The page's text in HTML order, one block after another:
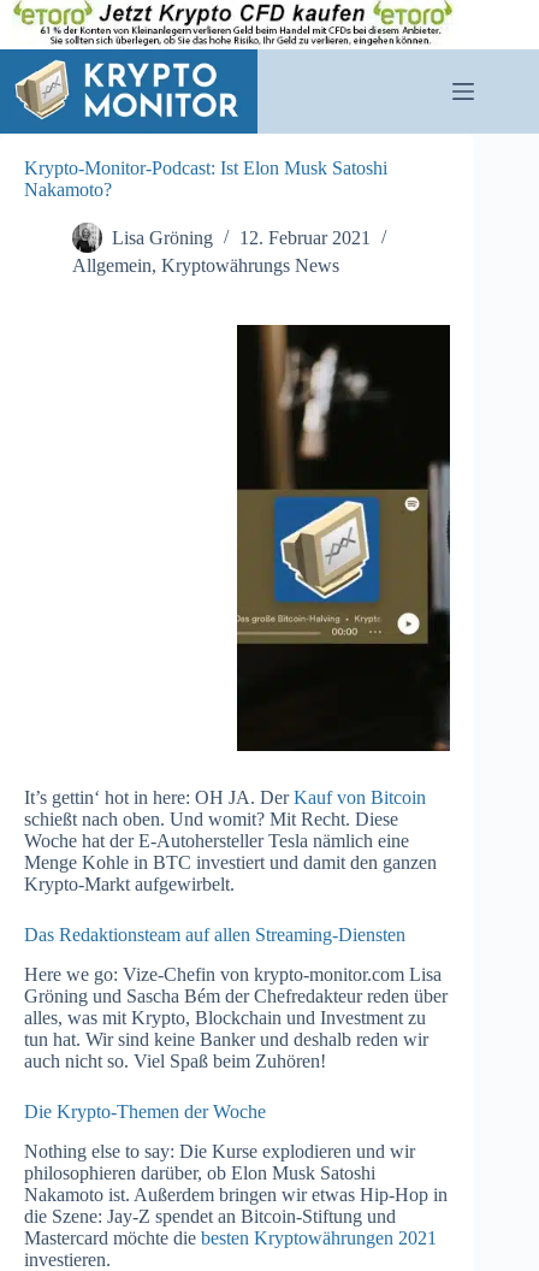
Zum
Inhalt
springen
Krypto-Monitor-Podcast: Ist Elon Musk Satoshi
Nakamoto?
Lisa Gröning
12. Februar 2021
Allgemein, Kryptowährungs News
It’s gettin‘ hot in here: OH JA. DerKauf von Bitcoin
schießt nach oben. Und womit? Mit Recht. Diese
Woche hat der E-Autohersteller Tesla nämlich eine
Menge Kohle in BTC investiert und damit den ganzen
Krypto-Markt aufgewirbelt.
Das Redaktionsteam auf allen Streaming-Diensten
Here we go: Vize-Chefin von krypto-monitor.com Lisa
Gröning und Sascha Bém der Chefredakteur reden über
alles, was mit Krypto, Blockchain und Investment zu
tun hat. Wir sind keine Banker und deshalb reden wir
auch nicht so. Viel Spaß beim Zuhören!
Die Krypto-Themen der Woche
Nothing else to say: Die Kurse explodieren und wir
philosophieren darüber, ob Elon Musk Satoshi
Nakamoto ist. Außerdem bringen wir etwas Hip-Hop in
die Szene: Jay-Z spendet an Bitcoin-Stiftung und
Mastercard möchte die besten Kryptowährungen 2021
investieren.